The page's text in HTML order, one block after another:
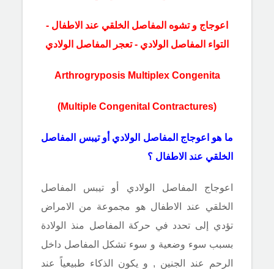
اعوجاج و تشوه المفاصل الخلقي عند الاطفال -
التواء المفاصل الولادي - تعجر المفاصل الولادي
Arthrogryposis Multiplex Congenita
(Multiple Congenital Contractures)
ما هو اعوجاج المفاصل الولادي أو تيبس المفاصل
الخلقي عند الاطفال ؟
اعوجاج المفاصل الولادي أو تيبس المفاصل
الخلقي عند الاطفال هو مجموعة من الامراض
تؤدي إلى تحدد في حركة المفاصل منذ الولادة
بسبب سوء وضعية و سوء تشكل المفاصل داخل
الرحم عند الجنين , و يكون الذكاء طبيعياً عند